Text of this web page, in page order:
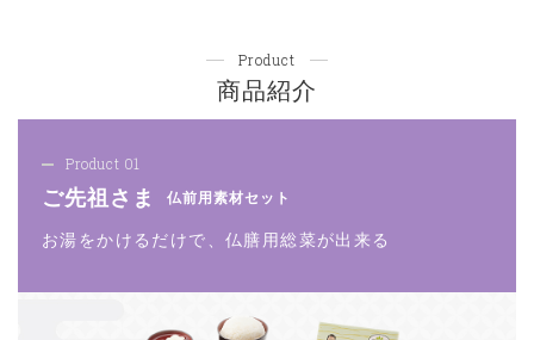
Product
商品紹介
Product 01
ご先祖さま 仏前用素材セット
お湯をかけるだけで、仏膳用総菜が出来る